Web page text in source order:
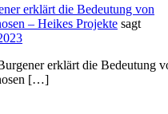
erklärt die Bedeutung von
– Heikes Projekte sagt
erklärt die Bedeutung
[…]